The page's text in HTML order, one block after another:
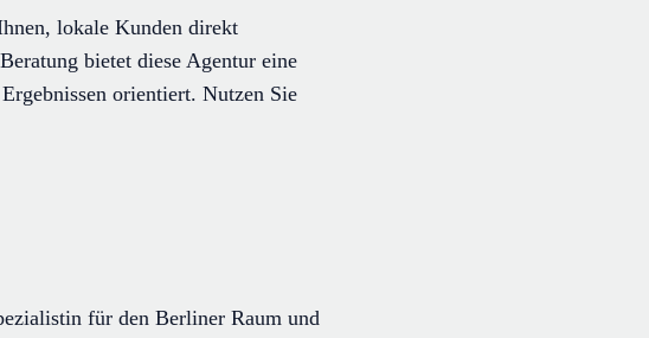
lokale Kunden direkt
bietet diese Agentur eine
orientiert. Nutzen Sie
für den Berliner Raum und